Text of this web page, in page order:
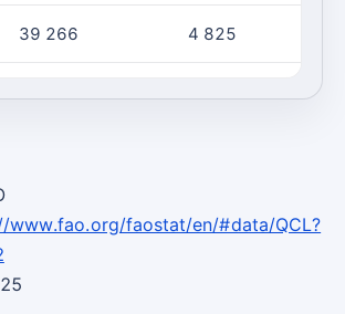
39 266 4 825
www.fao.org/faostat/en/#data/QCL?